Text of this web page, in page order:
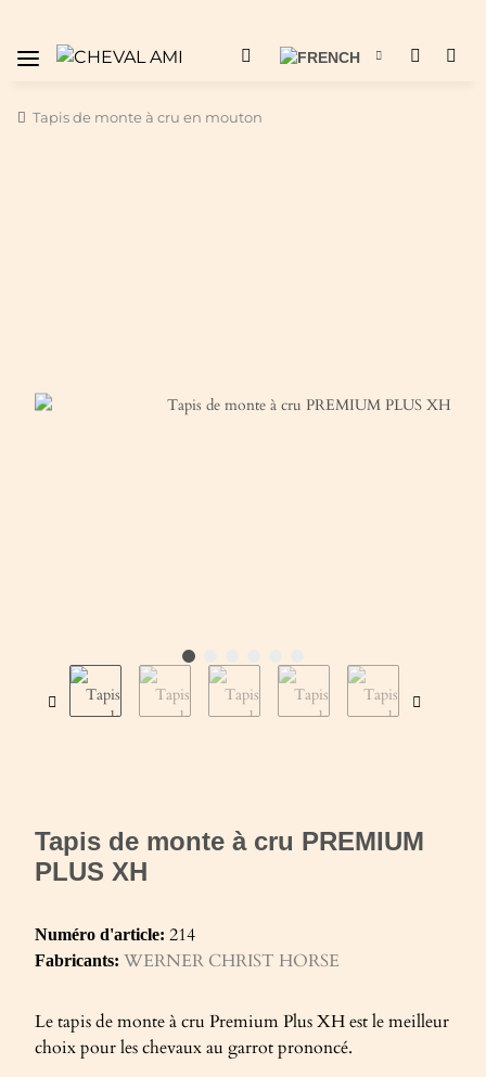
Tapis de monte à cru en mouton
Tapis de monte à cru PREMIUM
PLUS XH
Numéro d'article: 214
Fabricants: WERNER CHRIST HORSE
Le tapis de monte à cru Premium Plus XH est le meilleur
choix pour les chevaux au garrot prononcé.